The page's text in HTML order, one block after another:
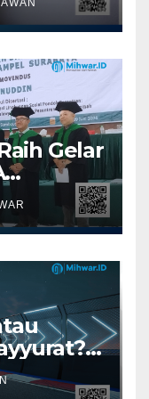
Asi
Gelar
Qur’an